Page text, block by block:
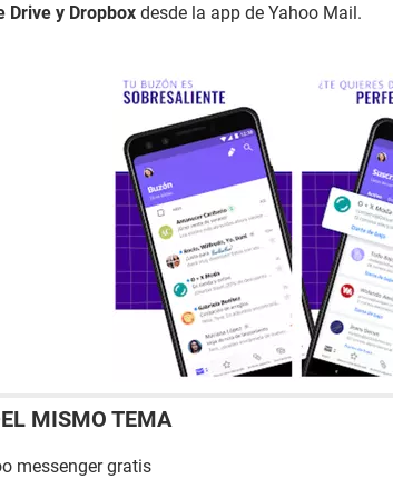
Drive y Dropbox desde la app de Yahoo Mail.
MISMO TEMA
messenger gratis